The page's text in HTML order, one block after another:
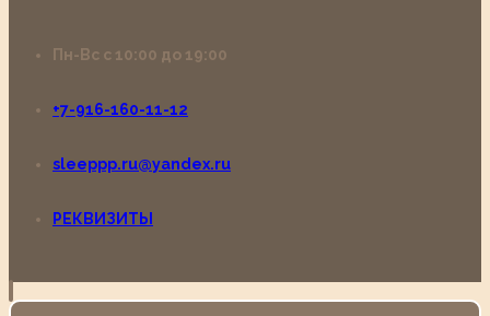
Пн-Вс с 10:00 до 19:00
+7-916-160-11-12
sleeppp.ru@yandex.ru
РЕКВИЗИТЫ